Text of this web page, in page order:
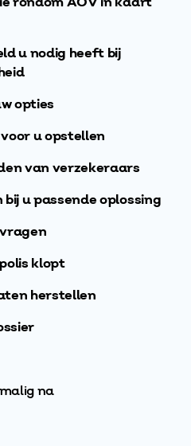
u nodig heeft bij
opties
u opstellen
van verzekeraars
u passende oplossing
klopt
herstellen
na